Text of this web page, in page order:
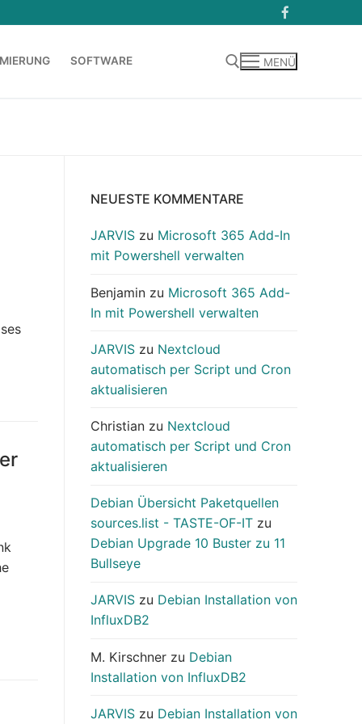
SOFTWARE MENÜ
NEUESTE KOMMENTARE
JARVIS zu Microsoft 365 Add-In
mit Powershell verwalten
Benjamin zu Microsoft 365 Add-
In mit Powershell verwalten
JARVIS zu Nextcloud
automatisch per Script und Cron
aktualisieren
Christian zu Nextcloud
automatisch per Script und Cron
aktualisieren
Debian Übersicht Paketquellen
sources.list - TASTE-OF-IT zu
Debian Upgrade 10 Buster zu 11
Bullseye
JARVIS zu Debian Installation von
InfluxDB2
M. Kirschner zu Debian
Installation von InfluxDB2
JARVIS zu Debian Installation von